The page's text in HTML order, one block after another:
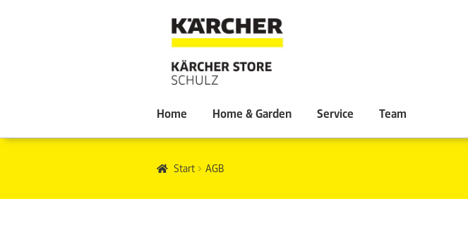
Home Home & Garden Service Team
Start AGB